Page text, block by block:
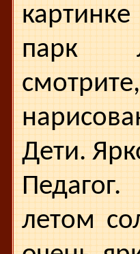
парк
Дети.
летом